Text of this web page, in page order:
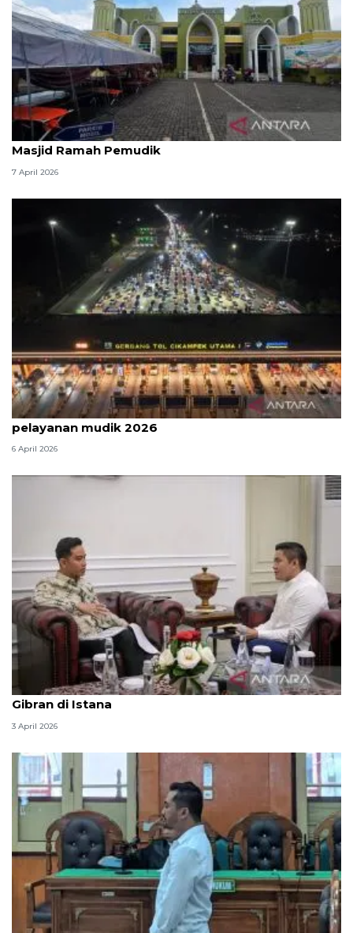
Kemenag: 3,5 juta orang manfaatkan layanan
Masjid Ramah Pemudik
7 April 2026
Survei: 88,8 persen responden puas dengan
pelayanan mudik 2026
6 April 2026
Seskab Teddy silaturahmi Idul Fitri ke Wapres
Gibran di Istana
3 April 2026